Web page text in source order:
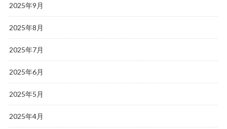
2025年9月
2025年8月
2025年7月
2025年6月
2025年5月
2025年4月